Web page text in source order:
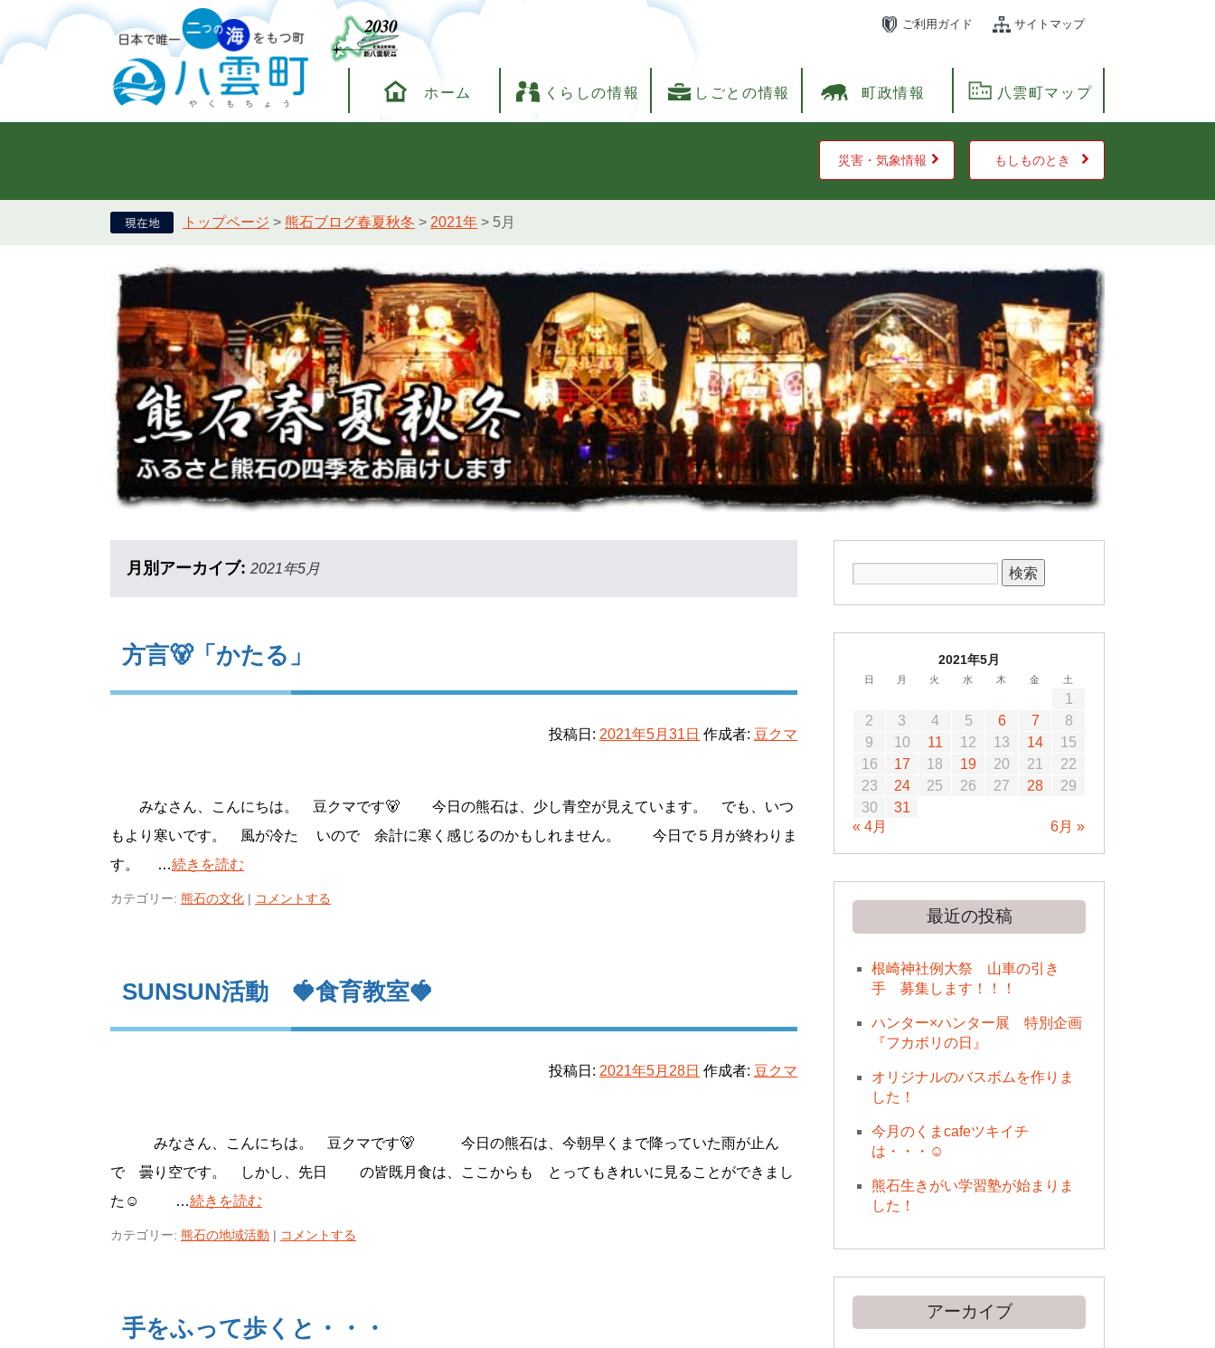
ご利用ガイド サイトマップ
ホーム くらしの情報 しごとの情報 町政情報 八雲町マップ
災害・気象情報 もしものとき
トップページ > 熊石ブログ春夏秋冬 > 2021年 > 5月
月別アーカイブ: 2021年5月
方言🐻「かたる」
投稿日: 2021年5月31日 作成者: 豆クマ
みなさん、こんにちは。 豆クマです🐻 今日の熊石は、少し青空が見えています。 でも、いつ
もより寒いです。 風が冷た いので 余計に寒く感じるのかもしれません。 今日で５月が終わりま
す。 …続きを読む
カテゴリー: 熊石の文化 | コメントする
SUNSUN活動 🍓食育教室🍓
投稿日: 2021年5月28日 作成者: 豆クマ
みなさん、こんにちは。 豆クマです🐻 今日の熊石は、今朝早くまで降っていた雨が止ん
で 曇り空です。 しかし、先日 の皆既月食は、ここからも とってもきれいに見ることができまし
た☺ …続きを読む
カテゴリー: 熊石の地域活動 | コメントする
手をふって歩くと・・・
2021年5月
日 月 火 水 木 金 土
1
2
3 4 5 6 7
8
9
10 11 12 13 14
15
16
17 18 19 20 21
22
23
24 25 26 27 28
29
30
31
« 4月
6月 »
最近の投稿
根崎神社例大祭 山車の引き
手 募集します！！！
ハンター×ハンター展 特別企画
『フカボリの日』
オリジナルのバスボムを作りま
した！
今月のくまcafeツキイチ
は・・・☺
熊石生きがい学習塾が始まりま
した！
アーカイブ